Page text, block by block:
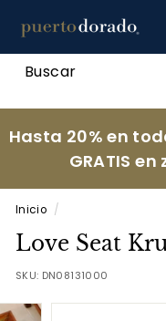
directamente
contenido
p
u
e
r
t
o
r
a
d
o
Hasta 20% en
GRATIS
Inicio /
Love Seat
SKU: DN08131000